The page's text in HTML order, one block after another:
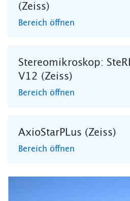
(Zeiss)
Bereich öffnen
Stereomikroskop:
V12 (Zeiss)
Bereich öffnen
AxioStarPLus (Zeiss)
Bereich öffnen